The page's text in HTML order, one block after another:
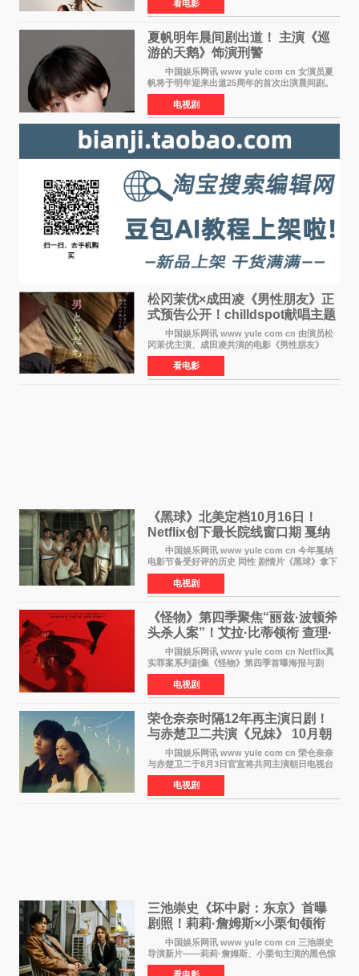
世界，一场关于勇气与亲情的奇幻冒险即将展
开。 本片由特
看电影
夏帆明年晨间剧出道！ 主演《巡
游的天鹅》饰演刑警
中国娱乐网讯 www yule com cn 女演员夏
帆将于明年迎来出道25周年的首次出演晨间剧。
NHK于8月4日宣布她将出演明年（2027年度）上
半期的晨间剧《巡游的天鹅》，饰演与女主角森
田望智饰演的生
电视剧
松冈茉优×成田凌《男性朋友》正
式预告公开！chilldspot献唱主题
中国娱乐网讯 www yule com cn 由演员松
冈茉优主演、成田凌共演的电影《男性朋友》
（三岛有纪子执导，11月6日上映）于8月5日公开
正式视觉图与正式预告片。同时，三人乐队
chilldspot为该片创
看电影
《黑球》北美定档10月16日！
Netflix创下最长院线窗口期 戛纳
最佳导演加持
中国娱乐网讯 www yule com cn 今年戛纳
电影节备受好评的历史 同性 剧情片《黑球》拿下
Netflix美国发行电影的最长院线放映期——该片
最新定档今年10月16日美国影院上映（此前定档
11月6日，如
电视剧
《怪物》第四季聚焦“丽兹·波顿斧
头杀人案”！艾拉·比蒂领衔 查理·
汉纳姆、莎拉·保
中国娱乐网讯 www yule com cn Netflix真
实罪案系列剧集《怪物》第四季首曝海报与剧
照，聚焦鹅妈妈童谣亦有记载的著名血腥杀人案
——丽兹·波顿砍死生父与继母案。 本季由艾
拉·比蒂饰
电视剧
荣仓奈奈时隔12年再主演日剧！
与赤楚卫二共演《兄妹》 10月朝
日新档开播
中国娱乐网讯 www yule com cn 荣仓奈奈
与赤楚卫二于8月3日官宣将共同主演朝日电视台
日剧《兄妹》（10月开播，每周六晚10点播
出）。这也是荣仓奈奈继TBS剧集《为了N》之
后，暌违12年再度担
电视剧
三池崇史《坏中尉：东京》首曝
剧照！莉莉·詹姆斯×小栗旬领衔
黑色惊悚再升级
中国娱乐网讯 www yule com cn 三池崇史
导演新片——莉莉·詹姆斯、小栗旬主演的黑色惊
悚电影《坏中尉：东京》首曝剧照。继阿贝尔·费